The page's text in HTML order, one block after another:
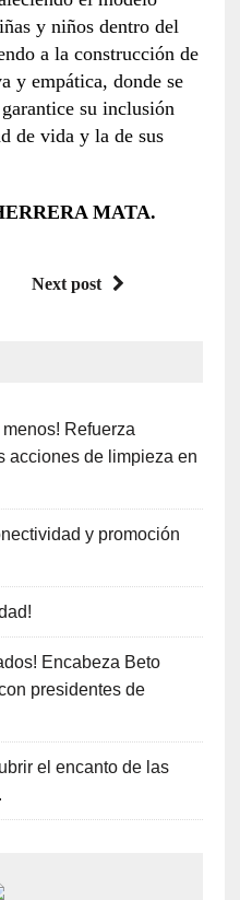
y niños dentro del
a la construcción de
y empática, donde se
su inclusión
de vida y la de sus
MATA.
Next post
Refuerza
acciones de limpieza en
y promoción
Encabeza Beto
presidentes de
el encanto de las